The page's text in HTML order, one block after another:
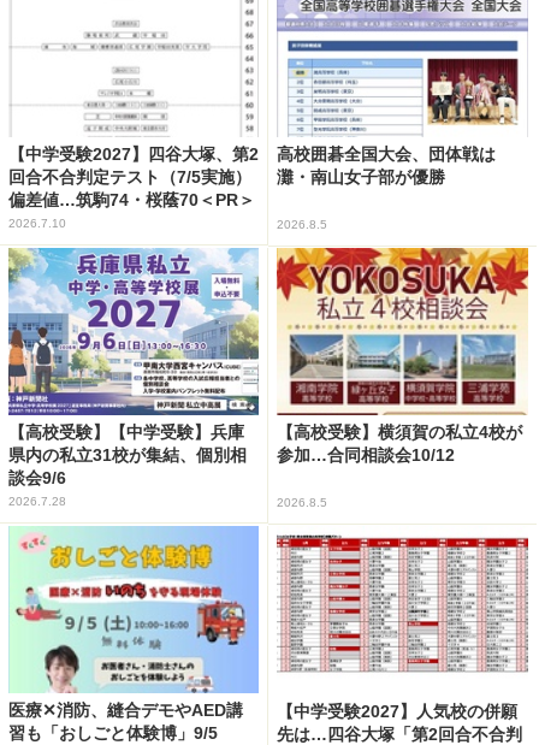
【中学受験2027】四谷大塚、第2
回合不合判定テスト（7/5実施）
偏差値…筑駒74・桜蔭70＜PR＞
2026.7.10
高校囲碁全国大会、団体戦は
灘・南山女子部が優勝
2026.8.5
【高校受験】【中学受験】兵庫
県内の私立31校が集結、個別相
談会9/6
2026.7.28
【高校受験】横須賀の私立4校が
参加…合同相談会10/12
2026.8.5
医療✕消防、縫合デモやAED講
習も「おしごと体験博」9/5
【中学受験2027】人気校の併願
先は…四谷大塚「第2回合不合判